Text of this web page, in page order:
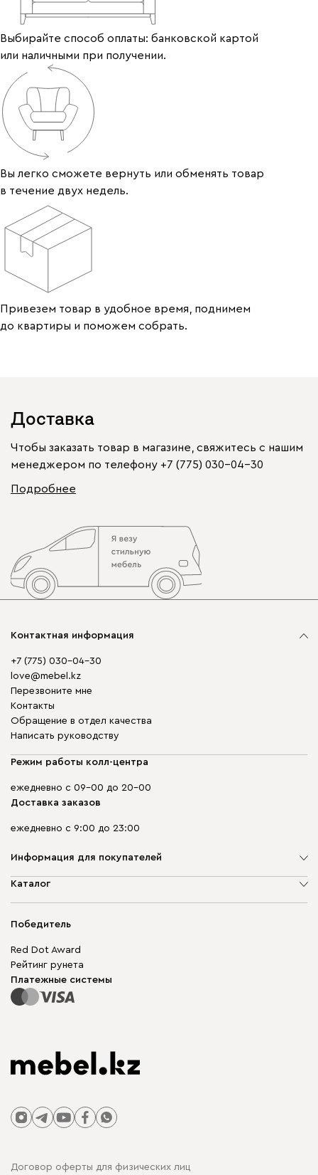
Выбирайте способ оплаты: банковской картой
или наличными при получении.
Вы легко сможете вернуть или обменять товар
в течение двух недель.
Привезем товар в удобное время, поднимем
до квартиры и поможем собрать.
Доставка
Чтобы заказать товар в магазине, свяжитесь с нашим
менеджером по телефону +7 (775) 030-04-30
Подробнее
Контактная информация
+7 (775) 030-04-30
love@mebel.kz
Перезвоните мне
Контакты
Обращение в отдел качества
Написать руководству
Режим работы колл-центра
ежедневно с 09-00 до 20-00
Доставка заказов
ежедневно с 9:00 до 23:00
Информация для покупателей
О компании
Гарантия
Для бизнеса
Карта сайта
Каталог
Корпусная мебель
Модульная мебель
Столы и стулья
Победитель
Red Dot Award
Рейтинг рунета
Платежные системы
Договор оферты для физических лиц